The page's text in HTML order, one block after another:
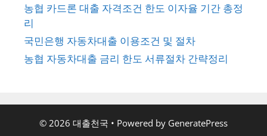
농협 카드론 대출 자격조건 한도 이자율 기간 총정
리
국민은행 자동차대출 이용조건 및 절차
농협 자동차대출 금리 한도 서류절차 간략정리
© 2026 대출천국 • Powered by GeneratePress